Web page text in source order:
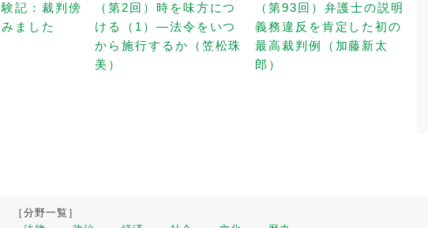
記：裁判傍
ました
（第2回）時を味方につ
ける（1）—法令をいつ
から施行するか（笠松珠
美）
（第93回）弁護士の説明
義務違反を肯定した初の
最高裁判例（加藤新太
郎）
［分野一覧］